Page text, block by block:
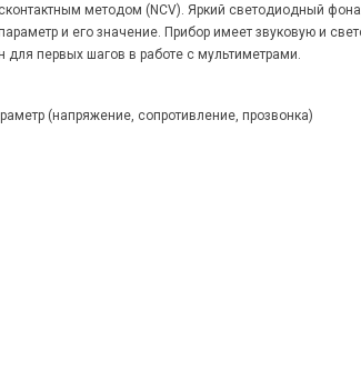
методом (NCV). Яркий светодиодный
и его значение. Прибор имеет звуковую и
первых шагов в работе с мультиметрами.
(напряжение, сопротивление, прозвонка)